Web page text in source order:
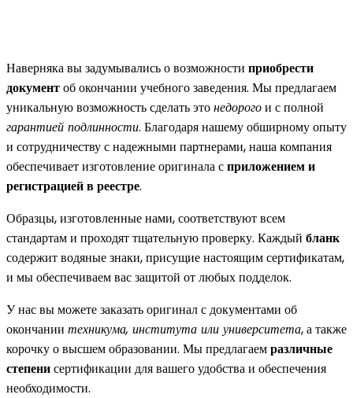
Наверняка вы задумывались о возможности приобрести
документоб окончании учебного заведения. Мы предлагаем
уникальную возможность сделать этонедорогои с полной
гарантией подлинности. Благодаря нашему обширному опыту
и сотрудничеству с надежными партнерами, наша компания
обеспечивает изготовление оригинала сприложением и
регистрацией в реестре.
Образцы, изготовленные нами, соответствуют всем
стандартам и проходят тщательную проверку. Каждый бланк
содержит водяные знаки, присущие настоящим сертификатам,
и мы обеспечиваем вас защитой от любых подделок.
У нас вы можете заказать оригинал с документами об
окончании техникума, института или университета, а также
корочку о высшем образовании. Мы предлагаемразличные
степенисертификации для вашего удобства и обеспечения
необходимости.